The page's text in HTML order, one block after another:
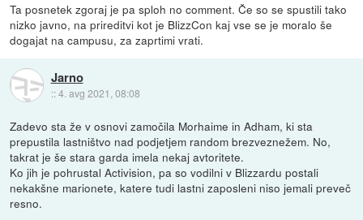
Ta posnetek zgoraj je pa sploh no comment. Če so se spustili tako
nizko javno, na prireditvi kot je BlizzCon kaj vse se je moralo še
dogajat na campusu, za zaprtimi vrati.
Jarno
::4. avg 2021, 08:08
Zadevo sta že v osnovi zamočila Morhaime in Adham, ki sta
prepustila lastništvo nad podjetjem random brezveznežem. No,
takrat je še stara garda imela nekaj avtoritete.
Ko jih je pohrustal Activision, pa so vodilni v Blizzardu postali
nekakšne marionete, katere tudi lastni zaposleni niso jemali preveč
resno.